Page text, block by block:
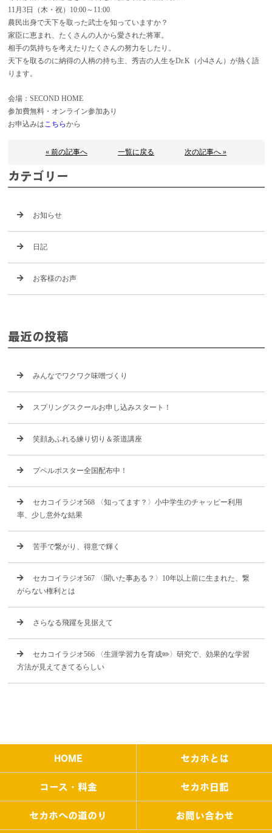
11月3日（木・祝）10:00～11:00
農民出身で天下を取った武士を知っていますか？
家臣に恵まれ、たくさんの人から愛された将軍。
相手の気持ちを考えたりたくさんの努力をしたり。
天下を取るのに納得の人柄の持ち主、秀吉の人生をDr.K（小4さん）が熱く語
ります。
会場：SECOND HOME
参加費無料・オンライン参加あり
お申込みはこちらから
« 前の記事へ 一覧に戻る 次の記事へ »
カテゴリー
お知らせ
日記
お客様のお声
最近の投稿
みんなでワクワク味噌づくり
スプリングスクールお申し込みスタート！
笑顔あふれる練り切り＆茶道講座
プペルポスター全国配布中！
セカコイラジオ568 〈知ってます？〉小中学生のチャッピー利用
率、少し意外な結果
苦手で繋がり、得意で輝く
セカコイラジオ567 〈聞いた事ある？〉10年以上前に生まれた、繋
がらない権利とは
さらなる飛躍を見据えて
セカコイラジオ566 〈生涯学習力を育成✏️〉研究で、効果的な学習
方法が見えてきてるらしい
HOME セカホとは
コース・料金 セカホ日記
セカホへの道のり お問い合わせ